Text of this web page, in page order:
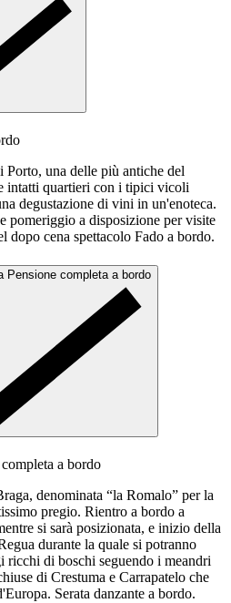
una delle più antiche del
intatti quartieri con i tipici vicoli
degustazione di vini in un'enoteca.
pomeriggio a disposizione per visite
dopo cena spettacolo Fado a bordo.
Pensione completa a bordo
a bordo
denominata “la Romalo” per la
pregio. Rientro a bordo a
si sarà posizionata, e inizio della
durante la quale si potranno
ricchi di boschi seguendo i meandri
di Crestuma e Carrapatelo che
Serata danzante a bordo.